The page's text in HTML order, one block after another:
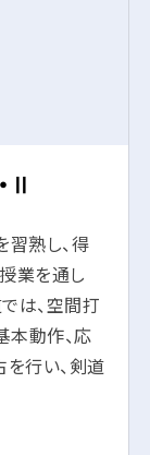
Ⅱ
熟し、得
業を通し
は、空間打
本動作、応
行い、剣道